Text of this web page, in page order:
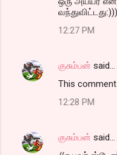
12:27 PM
குசும்பன் said…
This
12:28 PM
குசும்பன் said…